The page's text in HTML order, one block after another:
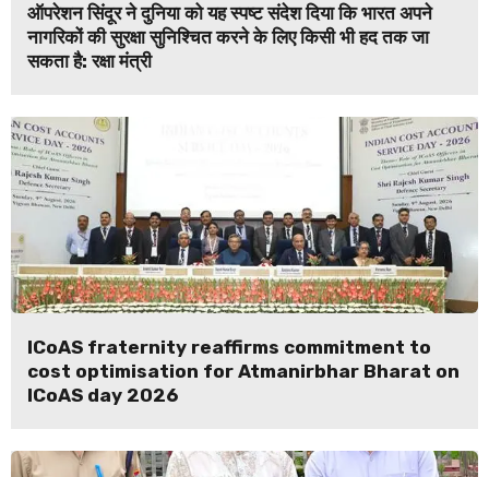
ऑपरेशन सिंदूर ने दुनिया को यह स्पष्ट संदेश दिया कि भारत अपने
नागरिकों की सुरक्षा सुनिश्चित करने के लिए किसी भी हद तक जा
सकता है: रक्षा मंत्री
ICoAS fraternity reaffirms commitment to
cost optimisation for Atmanirbhar Bharat on
ICoAS day 2026